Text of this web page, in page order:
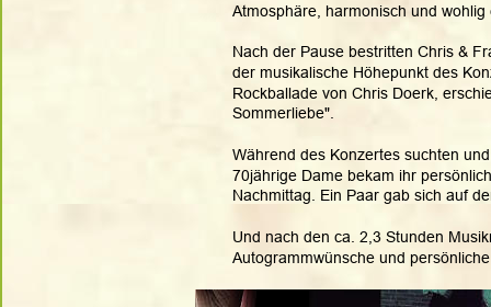
Atmosphäre, harmonisch und
Nach der Pause bestritten Chris &
der musikalische Höhepunkt des
Rockballade von Chris Doerk,
Sommerliebe".
Während des Konzertes suchten
70jährige Dame bekam ihr
Nachmittag. Ein Paar gab sich auf
Und nach den ca. 2,3 Stunden
Autogrammwünsche und